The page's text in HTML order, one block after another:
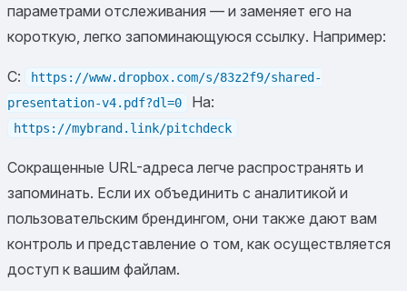
параметрами отслеживания — и заменяет его на
короткую, легко запоминающуюся ссылку. Например:
С:
https://www.dropbox.com/s/83z2f9/shared-
presentation-v4.pdf?dl=0
На:
https://mybrand.link/pitchdeck
Сокращенные URL-адреса легче распространять и
запоминать. Если их объединить с аналитикой и
пользовательским брендингом, они также дают вам
контроль и представление о том, как осуществляется
доступ к вашим файлам.